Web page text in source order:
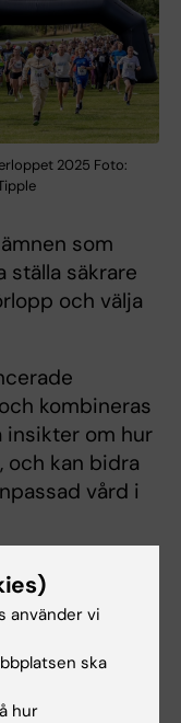
2025 Foto:
som
ställa säkrare
och välja
kombineras
insikter om hur
och kan bidra
vård i
använder vi
ska
hur